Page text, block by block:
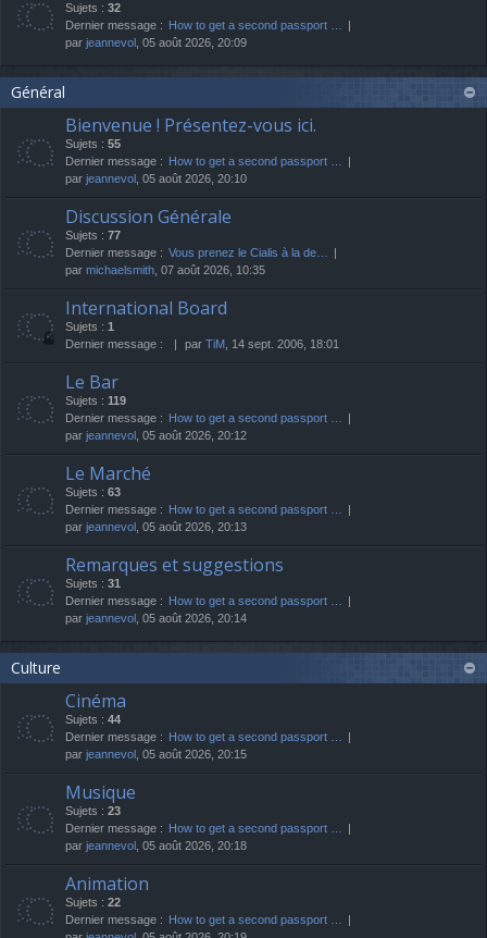
Sujets : 32
Dernier message : How to get a second passport …
par jeannevol , 05 août 2026, 20:09
Général
Bienvenue ! Présentez-vous ici.
Sujets : 55
Dernier message : How to get a second passport …
par jeannevol , 05 août 2026, 20:10
Discussion Générale
Sujets : 77
Dernier message : Vous prenez le Cialis à la de…
par michaelsmith , 07 août 2026, 10:35
International Board
Sujets : 1
Dernier message :
par TiM , 14 sept. 2006, 18:01
Le Bar
Sujets : 119
Dernier message : How to get a second passport …
par jeannevol , 05 août 2026, 20:12
Le Marché
Sujets : 63
Dernier message : How to get a second passport …
par jeannevol , 05 août 2026, 20:13
Remarques et suggestions
Sujets : 31
Dernier message : How to get a second passport …
par jeannevol , 05 août 2026, 20:14
Culture
Cinéma
Sujets : 44
Dernier message : How to get a second passport …
par jeannevol , 05 août 2026, 20:15
Musique
Sujets : 23
Dernier message : How to get a second passport …
par jeannevol , 05 août 2026, 20:18
Animation
Sujets : 22
Dernier message : How to get a second passport …